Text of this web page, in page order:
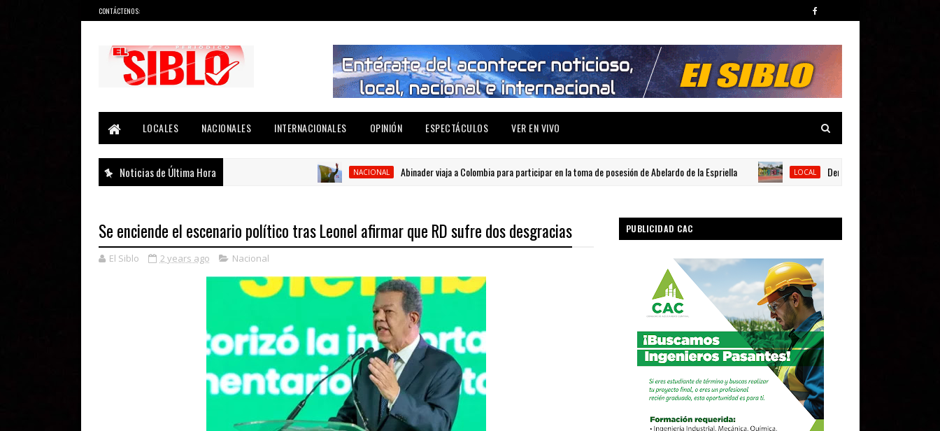
CONTÁCTENOS:
LOCALES
NACIONALES INTERNACIONALES OPINIÓN ESPECTÁCULOS VER EN VIVO
Noticias de Última Hora NACIONAL Abinader viaja a Colombia para participar en la toma de posesión de Abelardo de la Espriella LOCAL Denuncian constantes fallas
Se enciende el escenario político tras Leonel afirmar que RD sufre dos desgracias
El Siblo 2 years ago Nacional
PUBLICIDAD CAC